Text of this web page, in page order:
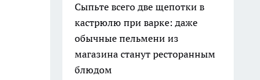
Сыпьте всего две щепотки в
кастрюлю при варке: даже
обычные пельмени из
магазина станут ресторанным
блюдом